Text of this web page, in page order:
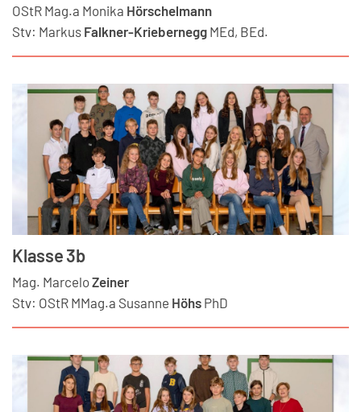
OStR Mag.a Monika Hörschelmann
Stv: Markus Falkner-Kriebernegg MEd, BEd.
Klasse 3b
Mag. MarceloZeiner
Stv: OStR MMag.a Susanne Höhs PhD